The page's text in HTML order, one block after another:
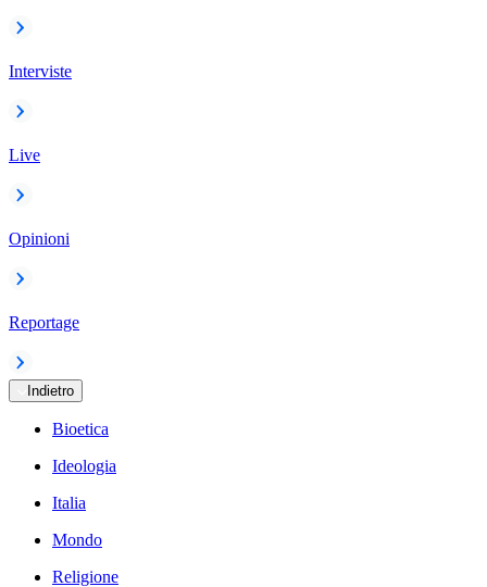
Interviste
Live
Opinioni
Reportage
Indietro
Bioetica
Ideologia
Italia
Mondo
Religione